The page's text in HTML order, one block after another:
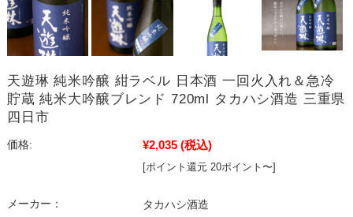
天遊琳 純米吟醸 紺ラベル 日本酒 一回火入れ＆急冷
貯蔵 純米大吟醸ブレンド 720ml タカハシ酒造 三重県
四日市
価格: ¥2,035 (税込)
[ポイント還元 20ポイント〜]
メーカー：
タカハシ酒造